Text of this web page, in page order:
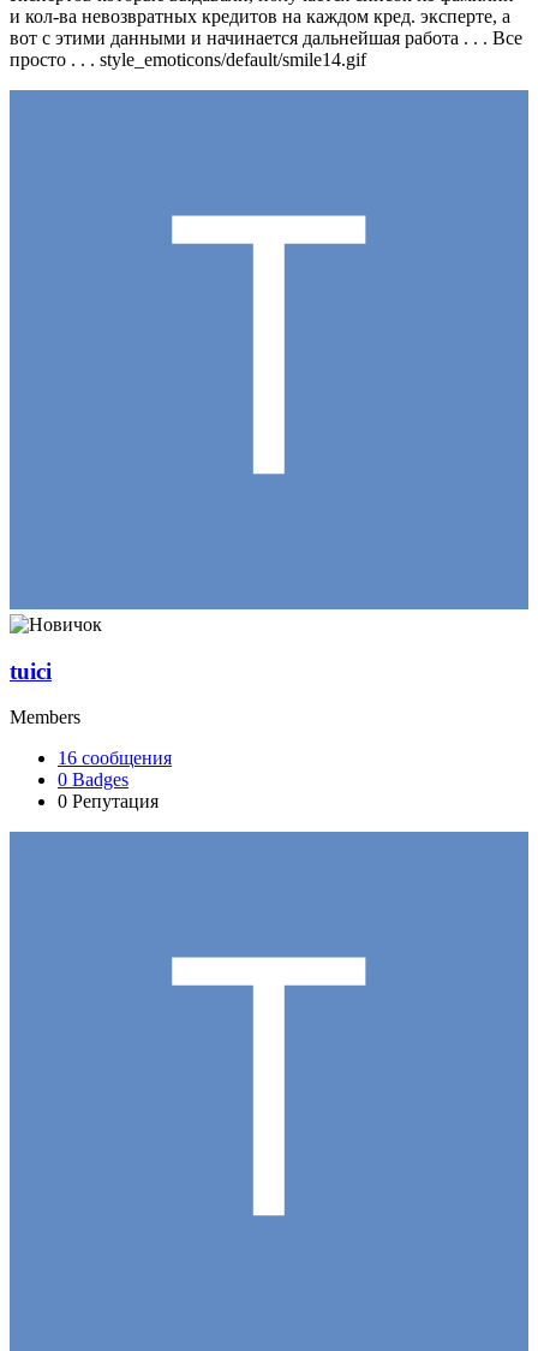
и кол-ва невозвратных кредитов на каждом кред. эксперте, а
вот с этими данными и начинается дальнейшая работа . . . Все
просто . . . style_emoticons/default/smile14.gif
tuici
Members
16 сообщения
0 Badges
0 Репутация